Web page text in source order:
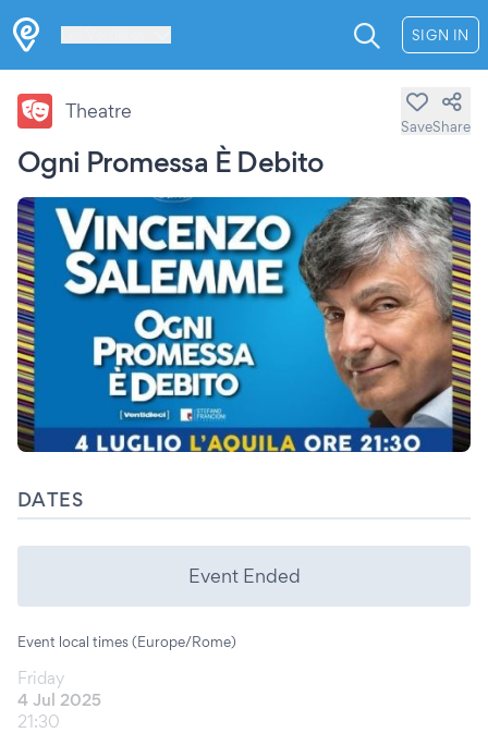
SIGN IN
Ogni Promessa È Debito
Theatre
SaveShare
DATES
Event Ended
Event local times (Europe/Rome)
Friday
4 Jul 2025
21:30